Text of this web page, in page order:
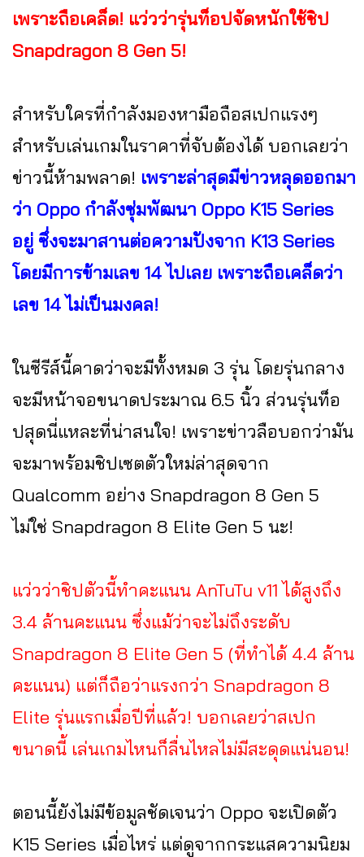
เพราะถือเคล็ด! แว่วว่ารุ่นท็อปจัดหนักใช้ชิป
Snapdragon 8 Gen 5!
สำหรับใครที่กำลังมองหามือถือสเปกแรงๆ
สำหรับเล่นเกมในราคาที่จับต้องได้ บอกเลยว่า
ข่าวนี้ห้ามพลาด! เพราะล่าสุดมีข่าวหลุดออกมา
ว่า Oppo กำลังซุ่มพัฒนา Oppo K15 Series
อยู่ ซึ่งจะมาสานต่อความปังจาก K13 Series
โดยมีการข้ามเลข 14 ไปเลย เพราะถือเคล็ดว่า
เลข 14 ไม่เป็นมงคล!
ในซีรีส์นี้คาดว่าจะมีทั้งหมด 3 รุ่น โดยรุ่นกลาง
จะมีหน้าจอขนาดประมาณ 6.5 นิ้ว ส่วนรุ่นท็อ
ปสุดนี่แหละที่น่าสนใจ! เพราะข่าวลือบอกว่ามัน
จะมาพร้อมชิปเซตตัวใหม่ล่าสุดจาก
Qualcomm อย่าง Snapdragon 8 Gen 5
ไม่ใช่ Snapdragon 8 Elite Gen 5 นะ!
แว่วว่าชิปตัวนี้ทำคะแนน AnTuTu v11 ได้สูงถึง
3.4 ล้านคะแนน ซึ่งแม้ว่าจะไม่ถึงระดับ
Snapdragon 8 Elite Gen 5 (ที่ทำได้ 4.4 ล้าน
คะแนน) แต่ก็ถือว่าแรงกว่า Snapdragon 8
Elite รุ่นแรกเมื่อปีที่แล้ว! บอกเลยว่าสเปก
ขนาดนี้ เล่นเกมไหนก็ลื่นไหลไม่มีสะดุดแน่นอน!
ตอนนี้ยังไม่มีข้อมูลชัดเจนว่า Oppo จะเปิดตัว
K15 Series เมื่อไหร่ แต่ดูจากกระแสความนิยม